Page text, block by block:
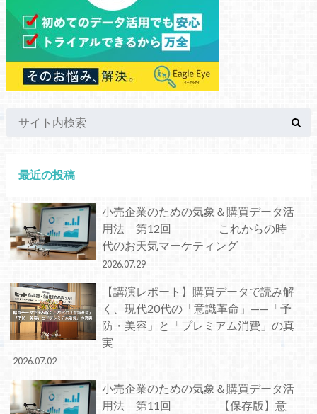
最近の投稿
小売企業のための気象＆購買データ活
用法 第12回 これからの時
代のお天気マーケティング
2026.07.29
【講演レポート】購買データで読み解
く、現代20代の「意識革命」——「予
防・美容」と「プレミアム消費」の真
実
2026.07.02
小売企業のための気象＆購買データ活
用法 第11回 【保存版】意